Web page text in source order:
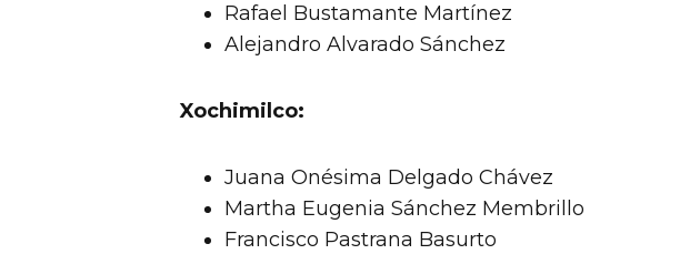
Rafael Bustamante Martínez
Alejandro Alvarado Sánchez
Xochimilco:
Juana Onésima Delgado Chávez
Martha Eugenia Sánchez Membrillo
Francisco Pastrana Basurto